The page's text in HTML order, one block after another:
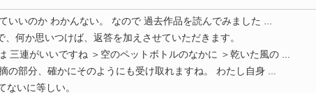
いいのか わかんない。 なので 過去作品を読んでみました ...
何か思いつけば、返答を加えさせていただきます。
三連がいいですね ＞空のペットボトルのなかに ＞乾いた風の ...
の部分、確かにそのようにも受け取れますね。 わたし自身 ...
ないに等しい。